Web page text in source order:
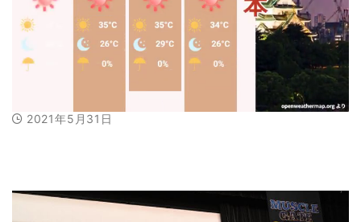
t
e
2021年5月31日